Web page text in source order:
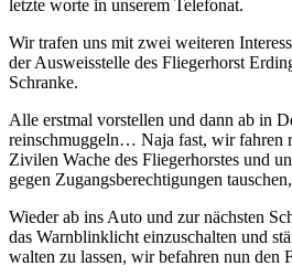
letzte worte in unserem Telefonat.
Wir trafen uns mit zwei weiteren
der Ausweisstelle des Fliegerhorst
Schranke.
Alle erstmal vorstellen und dann ab in
reinschmuggeln… Naja fast, wir fahren
Zivilen Wache des Fliegerhorstes und
gegen Zugangsberechtigungen
Wieder ab ins Auto und zur nächsten
das Warnblinklicht einzuschalten und
walten zu lassen, wir befahren nun den